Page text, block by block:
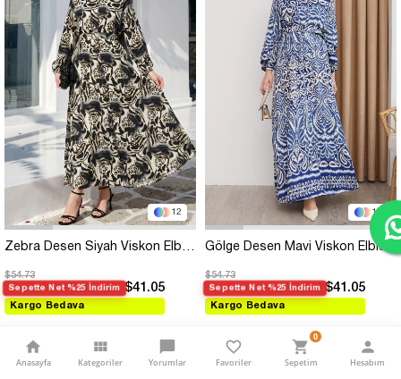
12
Zebra Desen Siyah Viskon Elbise
$54.73
Sepette Net %25 İndirim $41.05
Kargo Bedava
12
Gölge Desen Mavi Viskon Elbise
$54.73
Sepette Net %25 İndirim $41.05
Kargo Bedava
Anasayfa Kategoriler Yorumlar Favoriler Sepetim
0
Hesabım